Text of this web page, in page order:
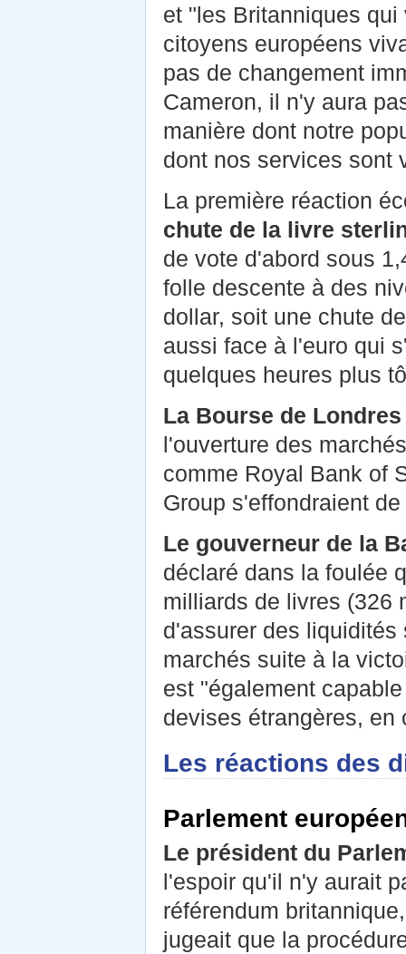
et "les Britanniques
citoyens européens
pas de changement
Cameron, il n'y aura
manière dont notre
dont nos services sont
La première réaction
chute de la livre
de vote d'abord sous
folle descente à des
dollar, soit une chute
aussi face à l'euro qui
quelques heures plus
La Bourse de
l'ouverture des
comme Royal Bank of
Group s'effondraient
Le gouverneur de la
déclaré dans la foulée
milliards de livres (326
d'assurer des
marchés suite à la
est "également
devises étrangères, en
Les réactions des
Parlement
Le président du
l'espoir qu'il n'y aurait
référendum
jugeait que la